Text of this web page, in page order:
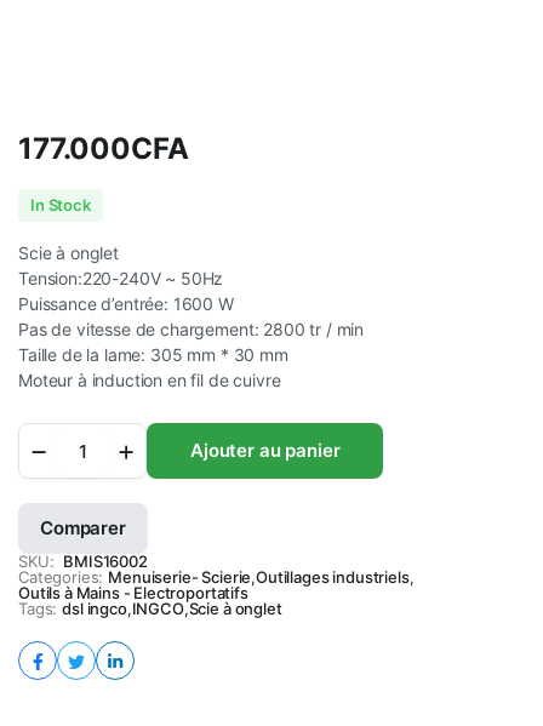
177.000CFA
In Stock
Scie à onglet
Tension:220-240V ~ 50Hz
Puissance d’entrée: 1600 W
Pas de vitesse de chargement: 2800 tr / min
Taille de la lame: 305 mm * 30 mm
Moteur à induction en fil de cuivre
onglet
quantity
Ajouter au panier
Comparer
SKU: BMIS16002
Categories: Menuiserie- Scierie,Outillages industriels,
Outils à Mains - Electroportatifs
Tags: dsl ingco,INGCO,Scie à onglet